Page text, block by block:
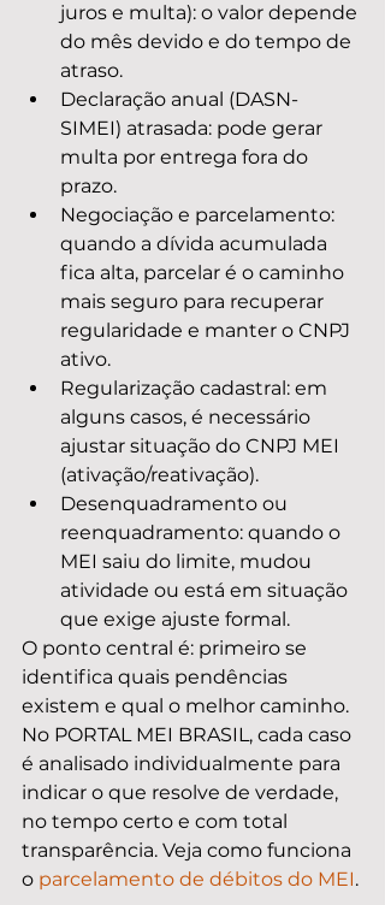
juros e multa): o valor depende
do mês devido e do tempo de
atraso.
Declaração anual (DASN-
SIMEI) atrasada: pode gerar
multa por entrega fora do
prazo.
Negociação e parcelamento:
quando a dívida acumulada
fica alta, parcelar é o caminho
mais seguro para recuperar
regularidade e manter o CNPJ
ativo.
Regularização cadastral: em
alguns casos, é necessário
ajustar situação do CNPJ MEI
(ativação/reativação).
Desenquadramento ou
reenquadramento: quando o
MEI saiu do limite, mudou
atividade ou está em situação
que exige ajuste formal.
O ponto central é: primeiro se
identifica quais pendências
existem e qual o melhor caminho.
No PORTAL MEI BRASIL, cada caso
é analisado individualmente para
indicar o que resolve de verdade,
no tempo certo e com total
transparência. Veja como funciona
o parcelamento de débitos do MEI.